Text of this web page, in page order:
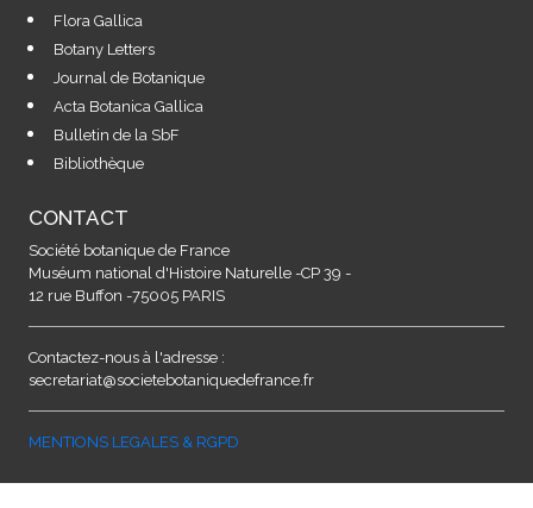
Flora Gallica
Botany Letters
Journal de Botanique
Acta Botanica Gallica
Bulletin de la SbF
Bibliothèque
CONTACT
Société botanique de France
Muséum national d'Histoire Naturelle -CP 39 -
12 rue Buffon -75005 PARIS
Contactez-nous à l'adresse :
secretariat@societebotaniquedefrance.fr
MENTIONS LEGALES & RGPD